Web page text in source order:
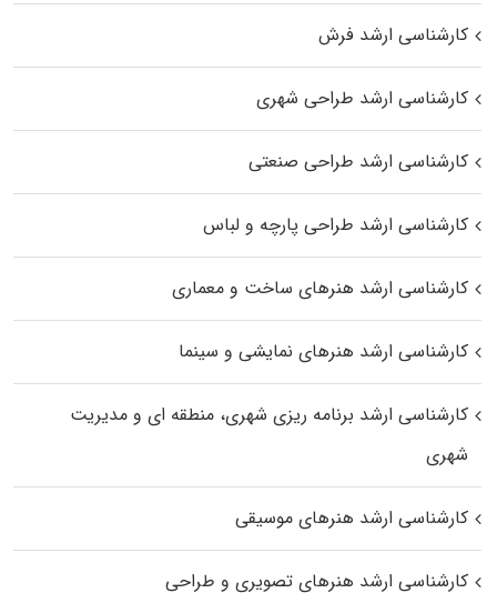
کارشناسی ارشد فرش
کارشناسی ارشد طراحی شهری
کارشناسی ارشد طراحی صنعتی
کارشناسی ارشد طراحی پارچه و لباس
کارشناسی ارشد هنرهای ساخت و معماری
کارشناسی ارشد هنرهای نمایشی و سینما
کارشناسی ارشد برنامه ریزی شهری، منطقه‌ ای و مدیریت
شهری
کارشناسی ارشد هنرهای موسیقی
کارشناسی ارشد هنرهای تصویری و طراحی